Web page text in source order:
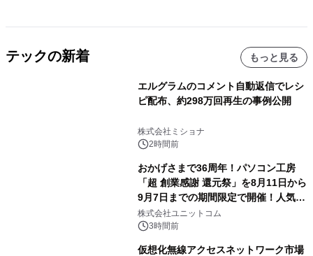
テックの新着 もっと見る
エルグラムのコメント自動返信でレシ
ピ配布、約298万回再生の事例公開
株式会社ミショナ
2時間前
おかげさまで36周年！パソコン工房
「超 創業感謝 還元祭」を8月11日から
9月7日までの期間限定で開催！人気の
ゲーミングPCや高性能ノートPCなど
対象iiyama PCのご購入で最大3万円分
株式会社ユニットコム
3時間前
仮想化無線アクセスネットワーク市場